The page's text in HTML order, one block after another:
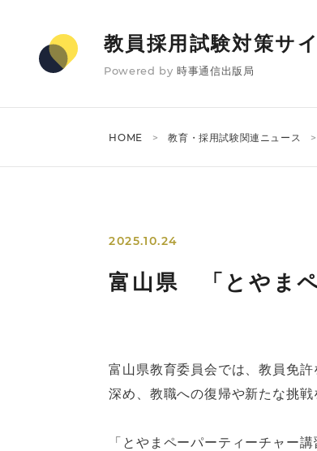
教員採用試験対策サ
Powered by 時事通信出版局
HOME 教育・採用試験関連ニュース
2025.10.24
富山県 「とやま
富山県教育委員会では、教員免
深め、教職への復帰や新たな挑
「とやまペーパーティーチャー